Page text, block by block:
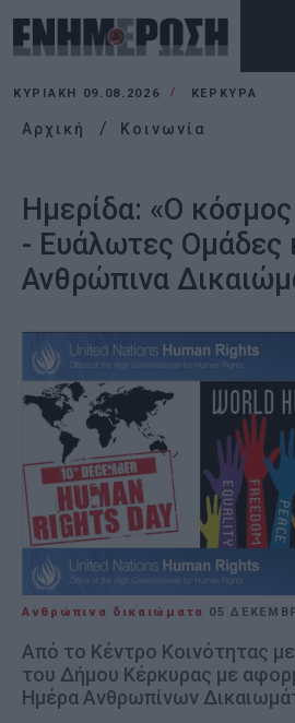
ΚΥΡΙΑΚΉ 09.08.2026 ΚΕΡΚΥΡΑ
Αρχική Κοινωνία
Ημερίδα: «Ο
- Ευάλωτες Ομάδες
Ανθρώπινα
Ανθρώπινα δικαιώματα 05
Από το Κέντρο Κοινότητας
του Δήμου Κέρκυρας με
Ημέρα Ανθρωπίνων